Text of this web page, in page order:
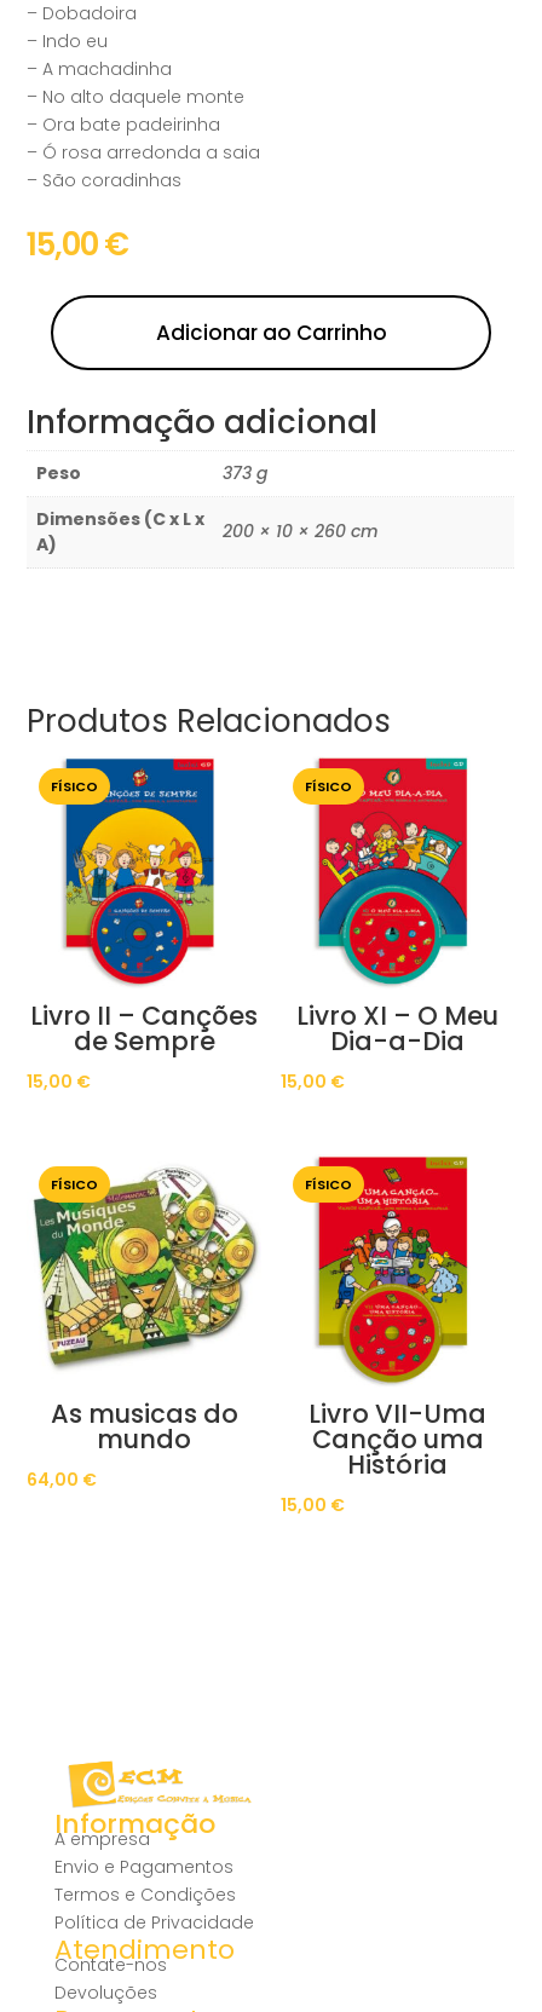
– Dobadoira
– Indo eu
– A machadinha
– No alto daquele monte
– Ora bate padeirinha
– Ó rosa arredonda a saia
– São coradinhas
15,00€
Adicionar ao Carrinho
Informação adicional
Peso
373 g
Dimensões (C x L x
A)
200 × 10 × 260 cm
Produtos Relacionados
FÍSICO
Livro II – Canções
de Sempre
15,00 €
FÍSICO
Livro XI – O Meu
Dia-a-Dia
15,00 €
FÍSICO
As musicas do
mundo
64,00 €
FÍSICO
Livro VII-Uma
Canção uma
História
15,00 €
Informação
A empresa
Envio e Pagamentos
Termos e Condições
Política de Privacidade
Atendimento
Contate-nos
Devoluções